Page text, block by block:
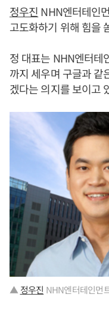
정우진 NHN엔터테인
고도화하기 위해 힘을
정 대표는 NHN엔터테
까지 세우며 구글과 같
겠다는 의지를 보이고
▲정우진 NHN엔터테인먼